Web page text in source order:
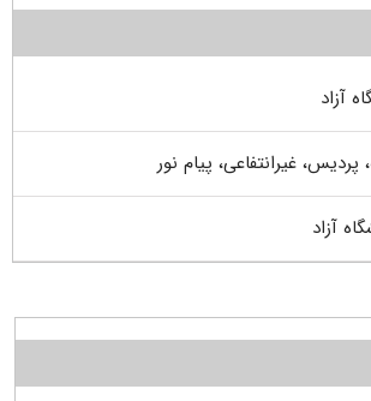
آزاد
غیرانتفاعی، پیام نور
آزاد